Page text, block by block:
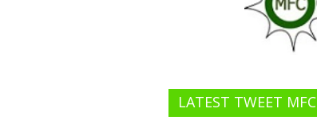
LATEST TWEET MFC